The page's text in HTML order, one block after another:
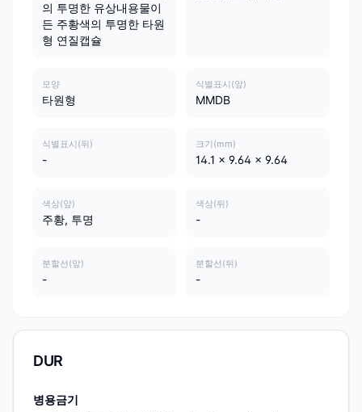
의 투명한 유상내용물이
든 주황색의 투명한 타원
형 연질캡슐
모양
타원형
식별표시(앞)
MMDB
식별표시(뒤)
-
크기(mm)
14.1 x 9.64 x 9.64
색상(앞)
주황, 투명
색상(뒤)
-
분할선(앞)
-
분할선(뒤)
-
DUR
병용금기